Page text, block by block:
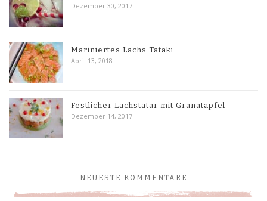
Dezember 30, 2017
Mariniertes Lachs Tataki
April 13, 2018
Festlicher Lachstatar mit Granatapfel
Dezember 14, 2017
NEUESTE KOMMENTARE